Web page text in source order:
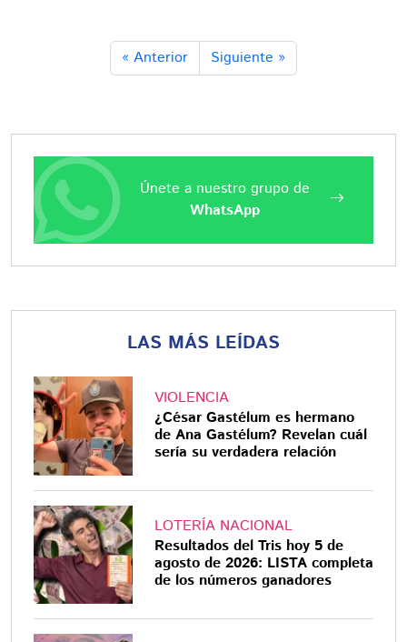
« Anterior Siguiente »
Únete a nuestro grupo de
WhatsApp
LAS MÁS LEÍDAS
VIOLENCIA
¿César Gastélum es hermano
de Ana Gastélum? Revelan cuál
sería su verdadera relación
LOTERÍA NACIONAL
Resultados del Tris hoy 5 de
agosto de 2026: LISTA completa
de los números ganadores